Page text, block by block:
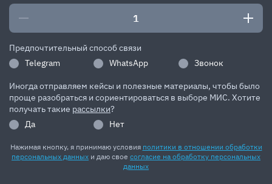
Предпочтительный способ связи
Telegram
WhatsApp Звонок
Иногда отправляем кейсы и полезные материалы, чтобы было
проще разобраться и сориентироваться в выборе МИС. Хотите
получать такие рассылки?
Да
Нет
Нажимая кнопку, я принимаю условия политики в отношении обработки
персональных данных и даю свое согласие на обработку персональных
данных